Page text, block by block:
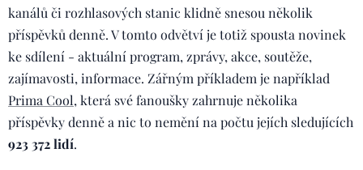
kanálů či rozhlasových stanic klidně snesou několik
příspěvků denně. V tomto odvětví je totiž spousta novinek
ke sdílení - aktuální program, zprávy, akce, soutěže,
zajímavosti, informace. Zářným příkladem je například
Prima Cool, která své fanoušky zahrnuje několika
příspěvky denně a nic to nemění na počtu jejích sledujících
923 372 lidí.